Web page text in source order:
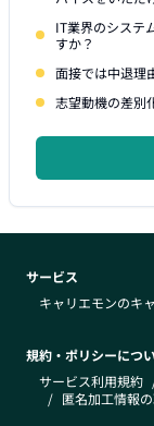
IT業界のシステ
すか？
面接では中退理
志望動機の差別
サービス
キャリエモンのキ
規約・ポリシーにつ
サービス利用規約
/ 匿名加工情報